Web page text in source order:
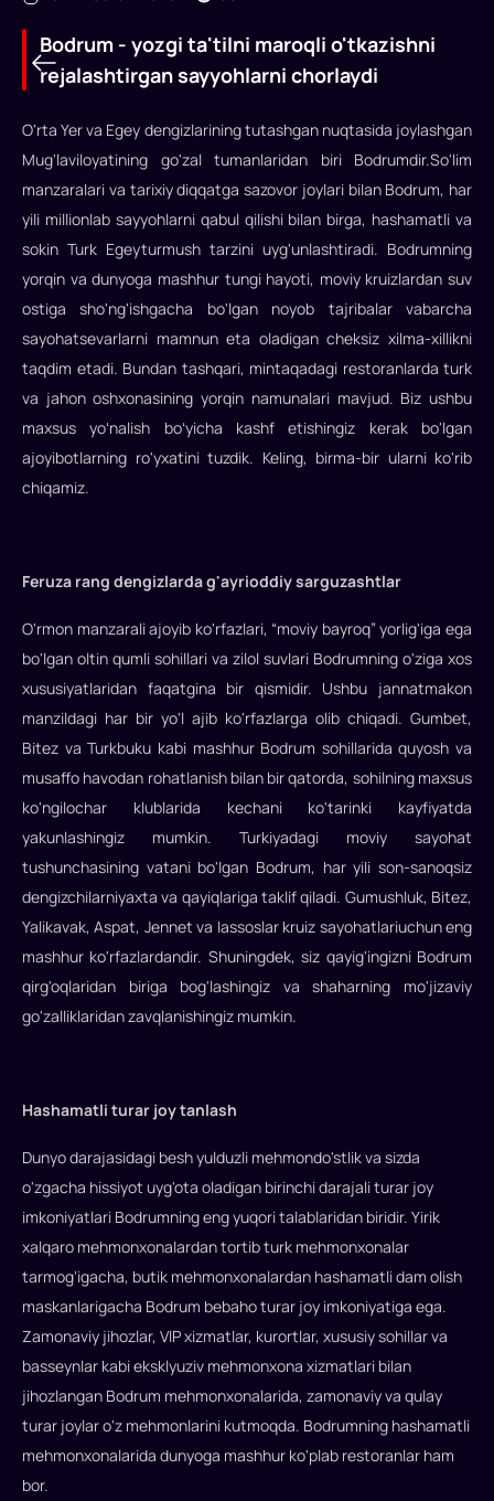
Bodrum
yozgi
ta'tilni
maroqli
o'tkazishni
rejalashtirgan
sayyohlarni
chorlaydi
yoz
haqida
so'z
ketganda,
ko'p
tilga
olinadigan
manzillardan
biri…
Bodrum - yozgi ta'tilni maroqli o'tkazishni
rejalashtirgan sayyohlarni chorlaydi
O'rta Yer va Egey dengizlarining tutashgan nuqtasida joylashgan
Mug'laviloyatining go'zal tumanlaridan biri Bodrumdir.So'lim
manzaralari va tarixiy diqqatga sazovor joylari bilan Bodrum, har
yili millionlab sayyohlarni qabul qilishi bilan birga, hashamatli va
sokin Turk Egeyturmush tarzini uyg'unlashtiradi. Bodrumning
yorqin va dunyoga mashhur tungi hayoti, moviy kruizlardan suv
ostiga sho'ng'ishgacha bo'lgan noyob tajribalar vabarcha
sayohatsevarlarni mamnun eta oladigan cheksiz xilma-xillikni
taqdim etadi. Bundan tashqari, mintaqadagi restoranlarda turk
va jahon oshxonasining yorqin namunalari mavjud. Biz ushbu
maxsus yoʻnalish boʻyicha kashf etishingiz kerak bo'lgan
ajoyibotlarning ro'yxatini tuzdik. Keling, birma-bir ularni ko'rib
chiqamiz.
Feruza rang dengizlarda g'ayrioddiy sarguzashtlar
O'rmon manzarali ajoyib ko'rfazlari, “moviy bayroq” yorlig'iga ega
bo'lgan oltin qumli sohillari va zilol suvlari Bodrumning o'ziga xos
xususiyatlaridan faqatgina bir qismidir. Ushbu jannatmakon
manzildagi har bir yo'l ajib ko'rfazlarga olib chiqadi. Gumbet,
Bitez va Turkbuku kabi mashhur Bodrum sohillarida quyosh va
musaffo havodan rohatlanish bilan bir qatorda, sohilning maxsus
ko'ngilochar klublarida kechani ko'tarinki kayfiyatda
yakunlashingiz mumkin. Turkiyadagi moviy sayohat
tushunchasining vatani bo'lgan Bodrum, har yili son-sanoqsiz
dengizchilarniyaxta va qayiqlariga taklif qiladi. Gumushluk, Bitez,
Yalikavak, Aspat, Jennet va Iassoslar kruiz sayohatlariuchun eng
mashhur ko'rfazlardandir. Shuningdek, siz qayig'ingizni Bodrum
qirg'oqlaridan biriga bog'lashingiz va shaharning mo'jizaviy
go'zalliklaridan zavqlanishingiz mumkin.
Hashamatli turar joy tanlash
Dunyo darajasidagi besh yulduzli mehmondo'stlik va sizda
o'zgacha hissiyot uyg'ota oladigan birinchi darajali turar joy
imkoniyatlari Bodrumning eng yuqori talablaridan biridir. Yirik
xalqaro mehmonxonalardan tortib turk mehmonxonalar
tarmog‘igacha, butik mehmonxonalardan hashamatli dam olish
maskanlarigacha Bodrum bebaho turar joy imkoniyatiga ega.
Zamonaviy jihozlar, VIP xizmatlar, kurortlar, xususiy sohillar va
basseynlar kabi eksklyuziv mehmonxona xizmatlari bilan
jihozlangan Bodrum mehmonxonalarida, zamonaviy va qulay
turar joylar o'z mehmonlarini kutmoqda. Bodrumning hashamatli
mehmonxonalarida dunyoga mashhur ko'plab restoranlar ham
bor.